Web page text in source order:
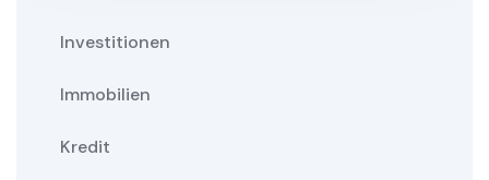
Investitionen
Immobilien
Kredit